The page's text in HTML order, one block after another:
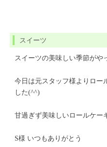
スイーツ
スイーツの美味しい季節がや
今日は元スタッフ様よりロー
した(^^)
甘過ぎず美味しいロールケー
S様 いつもありがとう